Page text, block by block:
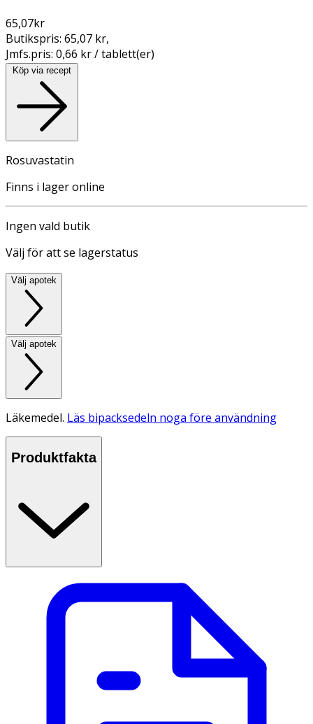
65,07kr
Butikspris: 65,07 kr,
Jmfs.pris: 0,66 kr / tablett(er)
Köp via recept
Rosuvastatin
Finns i lager online
Ingen vald butik
Välj för att se lagerstatus
Välj apotek
Välj apotek
Läkemedel. Läs bipacksedeln noga före användning
Produktfakta